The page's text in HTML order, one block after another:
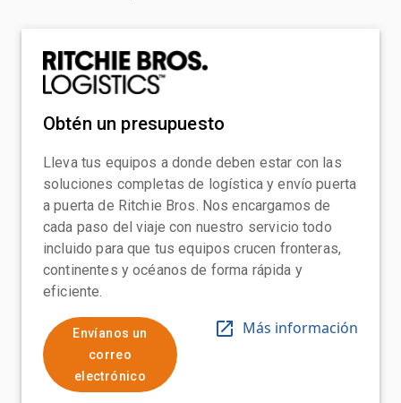
Obtén un presupuesto
Lleva tus equipos a donde deben estar con las
soluciones completas de logística y envío puerta
a puerta de Ritchie Bros. Nos encargamos de
cada paso del viaje con nuestro servicio todo
incluido para que tus equipos crucen fronteras,
continentes y océanos de forma rápida y
eficiente.
Envíanos un
correo
electrónico
Más información